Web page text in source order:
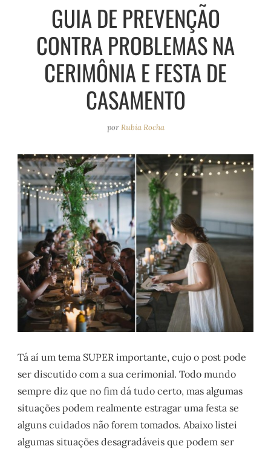
e
r
a
m
o
k
e
s
t
GUIA DE PREVENÇÃO
CONTRA PROBLEMAS NA
CERIMÔNIA E FESTA DE
CASAMENTO
porRubia Rocha
Tá aí um tema SUPER importante, cujo o post pode
ser discutido com a sua cerimonial. Todo mundo
sempre diz que no fim dá tudo certo, mas algumas
situações podem realmente estragar uma festa se
alguns cuidados não forem tomados. Abaixo listei
algumas situações desagradáveis que podem ser